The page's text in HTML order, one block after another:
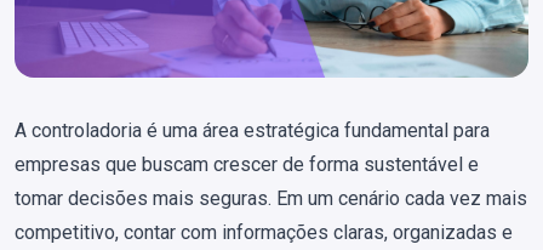
A controladoria é uma área estratégica fundamental para
empresas que buscam crescer de forma sustentável e
tomar decisões mais seguras. Em um cenário cada vez mais
competitivo, contar com informações claras, organizadas e